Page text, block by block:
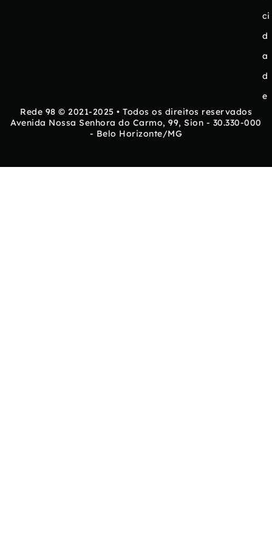
ci
d
a
d
e
Rede 98 © 2021-2025 • Todos os direitos reservados
Avenida Nossa Senhora do Carmo, 99, Sion - 30.330-000
- Belo Horizonte/MG